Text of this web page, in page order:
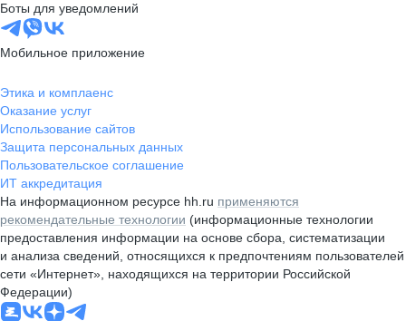
Боты для уведомлений
Мобильное приложение
Этика и комплаенс
Оказание услуг
Использование сайтов
Защита персональных данных
Пользовательское соглашение
ИТ аккредитация
На информационном ресурсе hh.ru применяются
рекомендательные технологии (информационные технологии
предоставления информации на основе сбора, систематизации
и анализа сведений, относящихся к предпочтениям пользователей
сети «Интернет», находящихся на территории Российской
Федерации)